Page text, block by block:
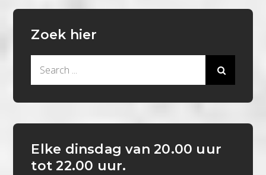
Zoek hier
Search
Elke dinsdag van 20.00 uur
tot 22.00 uur.